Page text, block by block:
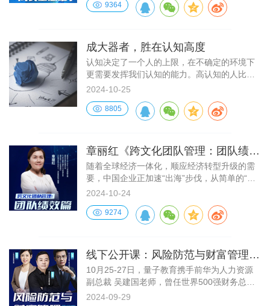
或许会质疑自身能力，甚至在失败后步入自我
怀疑的泥潭，这些都可能成为阻碍我们前行的
韧与成长之路。
9364
成大器者，胜在认知高度
认知决定了一个人的上限，在不确定的环境下
更需要发挥我们认知的能力。高认知的人比较
容易预测到未来的商业结果，或者在外部环境
及高效规划中，个人总体的认知能力是最核心
2024-10-25
8805
章丽红《跨文化团队管理：团队绩效
篇》
随着全球经济一体化，顺应经济转型升级的需
要，中国企业正加速“出海”步伐，从简单的“走
出去”转向更深层的全球化战略。企业在海外市
的一大挑战，如何打造一支高效率的跨文化团
队，成为当下企业管理者的当务之急。
2024-10-24
9274
线下公开课：风险防范与财富管理
——企业家峰会
10月25-27日，量子教育携手前华为人力资源
副总裁 吴建国老师，曾任世界500强财务总监
韩丽娟老师 前北京市高级人民法院法官 常亮老
2024-09-29